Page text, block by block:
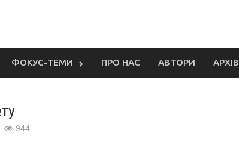
ФОКУС-ТЕМИ ПРО НАС АВТОРИ АРХІВ
944